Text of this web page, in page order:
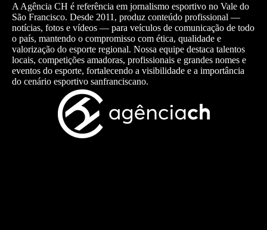
A Agência CH é referência em jornalismo esportivo no Vale do
São Francisco. Desde 2011, produz conteúdo profissional —
notícias, fotos e vídeos — para veículos de comunicação de todo
o país, mantendo o compromisso com ética, qualidade e
valorização do esporte regional. Nossa equipe destaca talentos
locais, competições amadoras, profissionais e grandes nomes e
eventos do esporte, fortalecendo a visibilidade e a importância
do cenário esportivo sanfranciscano.